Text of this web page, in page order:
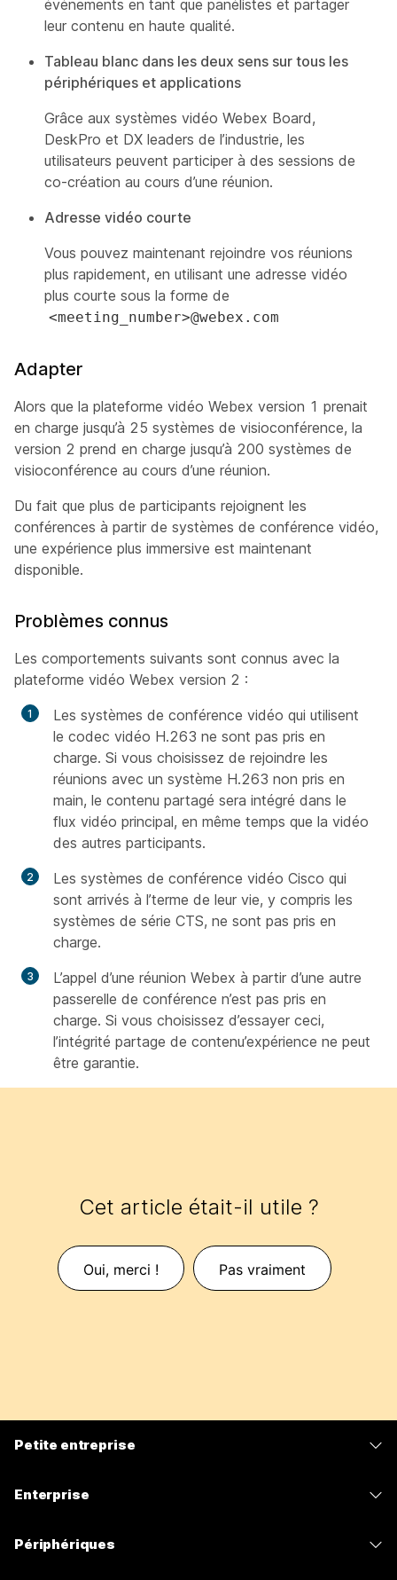
événements en tant que panélistes et partager
leur contenu en haute qualité.
Tableau blanc dans les deux sens sur tous les
périphériques et applications
Grâce aux systèmes vidéo Webex Board,
DeskPro et DX leaders de l’industrie, les
utilisateurs peuvent participer à des sessions de
co-création au cours d’une réunion.
Adresse vidéo courte
Vous pouvez maintenant rejoindre vos réunions
plus rapidement, en utilisant une adresse vidéo
plus courte sous la forme de
<meeting_number>@webex.com
Adapter
Alors que la plateforme vidéo Webex version 1 prenait
en charge jusqu’à 25 systèmes de visioconférence, la
version 2 prend en charge jusqu’à 200 systèmes de
visioconférence au cours d’une réunion.
Du fait que plus de participants rejoignent les
conférences à partir de systèmes de conférence vidéo,
une expérience plus immersive est maintenant
disponible.
Problèmes connus
Les comportements suivants sont connus avec la
plateforme vidéo Webex version 2 :
Les systèmes de conférence vidéo qui utilisent
le codec vidéo H.263 ne sont pas pris en
charge. Si vous choisissez de rejoindre les
réunions avec un système H.263 non pris en
main, le contenu partagé sera intégré dans le
flux vidéo principal, en même temps que la vidéo
des autres participants.
Les systèmes de conférence vidéo Cisco qui
sont arrivés à l’terme de leur vie, y compris les
systèmes de série CTS, ne sont pas pris en
charge.
L’appel d’une réunion Webex à partir d’une autre
passerelle de conférence n’est pas pris en
charge. Si vous choisissez d’essayer ceci,
l’intégrité partage de contenu’expérience ne peut
être garantie.
Cet article était-il utile ?
Oui, merci ! Pas vraiment
Petite entreprise
Enterprise
Périphériques